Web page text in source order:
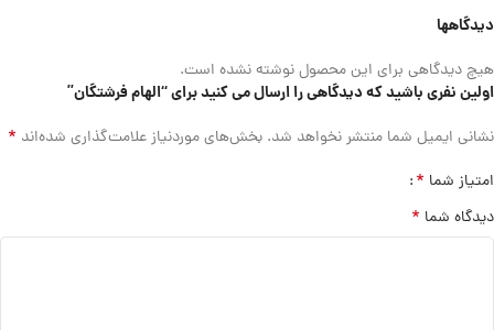
دیدگاهها
هیچ دیدگاهی برای این محصول نوشته نشده است.
اولین نفری باشید که دیدگاهی را ارسال می کنید برای “الهام فرشتگان”
نشانی ایمیل شما منتشر نخواهد شد. بخش‌های موردنیاز علامت‌گذاری شده‌اند *
امتیاز شما *
دیدگاه شما *